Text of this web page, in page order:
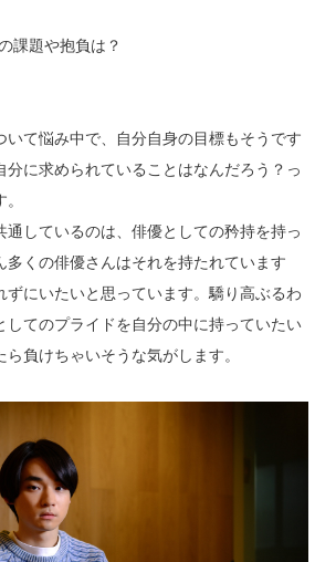
課題や抱負は？
いて悩み中で、自分自身の目標もそうです
分に求められていることはなんだろう？っ
通しているのは、俳優としての矜持を持っ
多くの俳優さんはそれを持たれています
ずにいたいと思っています。驕り高ぶるわ
してのプライドを自分の中に持っていたい
負けちゃいそうな気がします。